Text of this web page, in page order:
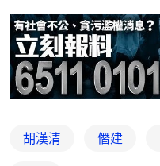
胡漢清 僭建